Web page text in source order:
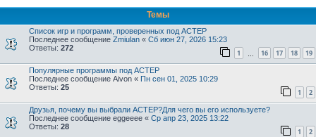
Темы
Список игр и программ, проверенных под АСТЕР
Последнее сообщение Zmiulan « Сб июн 27, 2026 15:23
Ответы: 272
1 16 17 18 19
Популярные программы под АСТЕР
Последнее сообщение Aivon « Пн сен 01, 2025 10:29
Ответы: 25
1 2
Друзья, почему вы выбрали АСТЕР?Для чего вы его используете?
Последнее сообщение eggeeee « Ср апр 23, 2025 13:22
Ответы: 28
1 2